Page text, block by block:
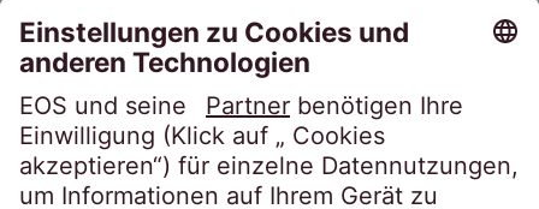
Geschäftsjahr 2025/26: EOS wächst in
der Region Osteuropa
20.07.2026 4 Min.
Die EOS Gruppe baut ihre Marktposition mit
einem leichten Umsatzanstieg und dem